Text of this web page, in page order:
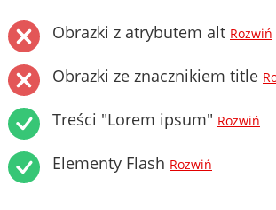
Obrazki z atrybutem alt Rozwiń
Obrazki ze znacznikiem title
Treści "Lorem ipsum" Rozwiń
Elementy Flash Rozwiń